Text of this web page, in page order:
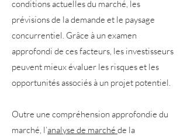
conditions actuelles du marché, les
prévisions de la demande et le paysage
concurrentiel. Grâce à un examen
approfondi de ces facteurs, les investisseurs
peuvent mieux évaluer les risques et les
opportunités associés à un projet potentiel.
Outre une compréhension approfondie du
marché, l’analyse de marché de la